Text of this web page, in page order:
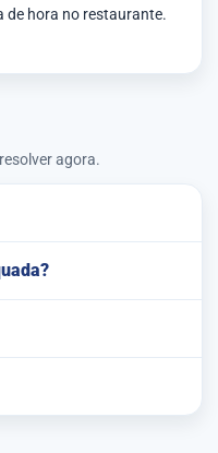
de hora no restaurante.
agora.